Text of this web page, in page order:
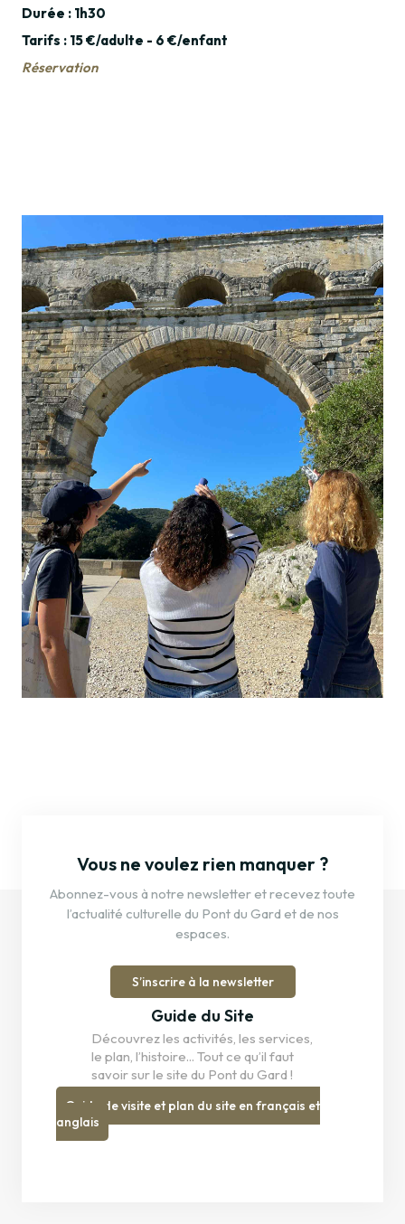
Durée : 1h30
Tarifs : 15 €/adulte - 6 €/enfant
Réservation
Vous ne voulez rien manquer ?
Abonnez-vous à notre newsletter et recevez toute
l’actualité culturelle du Pont du Gard et de nos
espaces.
S’inscrire à la newsletter
Guide du Site
Découvrez les activités, les services,
le plan, l’histoire... Tout ce qu’il faut
savoir sur le site du Pont du Gard !
Guide de visite et plan du site en français et
anglais